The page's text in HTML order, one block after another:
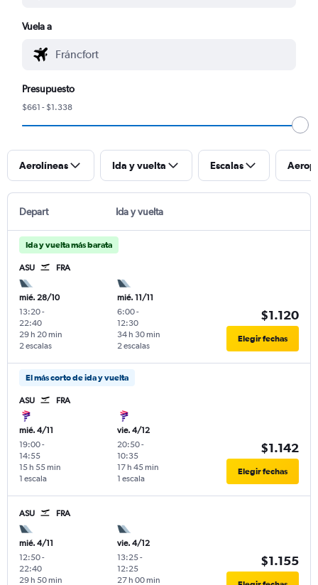
Vuela a
Presupuesto
$661 - $1.338
Aerolíneas Ida y vuelta Escalas
Depart Ida y vuelta
Ida y vuelta más barata
ASU FRA
mié. 28/10
13:20-
22:40
2 escalas
29 h 20 min
mié. 11/11
6:00-
12:30
2 escalas
34 h 30 min
$1.120
Elegir fechas
El más corto de ida y vuelta
ASU FRA
mié. 4/11
19:00-
14:55
1 escala
15 h 55 min
vie. 4/12
20:50-
10:35
1 escala
17 h 45 min
$1.142
Elegir fechas
ASU FRA
mié. 4/11
12:50-
22:40
29 h 50 min
vie. 4/12
13:25-
12:25
27 h 00 min
$1.155